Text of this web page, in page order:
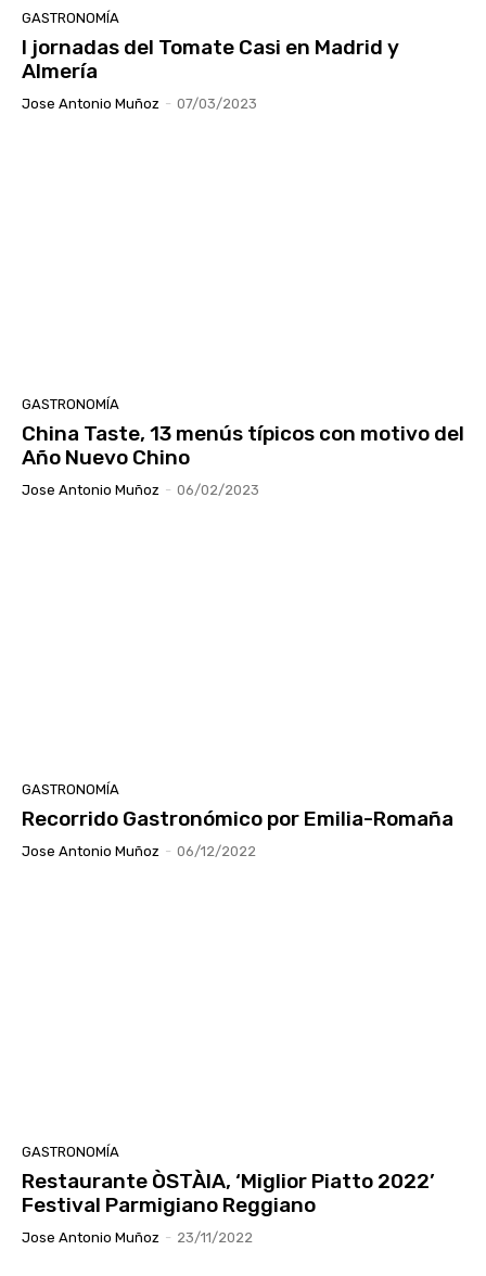
GASTRONOMÍA
I jornadas del Tomate Casi en Madrid y
Almería
Jose Antonio Muñoz - 07/03/2023
GASTRONOMÍA
China Taste, 13 menús típicos con motivo del
Año Nuevo Chino
Jose Antonio Muñoz - 06/02/2023
GASTRONOMÍA
Recorrido Gastronómico por Emilia-Romaña
Jose Antonio Muñoz - 06/12/2022
GASTRONOMÍA
Restaurante ÒSTÀIA, ‘Miglior Piatto 2022’
Festival Parmigiano Reggiano
Jose Antonio Muñoz - 23/11/2022